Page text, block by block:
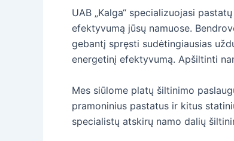
UAB „Kalga“ specializuojasi
efektyvumą jūsų namuose.
gebantį spręsti sudėtingiausias
energetinį efektyvumą. Apšiltinti
Mes siūlome platų šiltinimo
pramoninius pastatus ir kitus
specialistų atskirų namo dalių